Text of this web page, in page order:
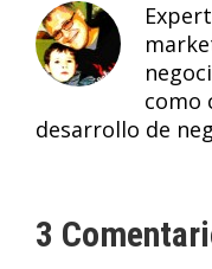
como
desarrollo de
3